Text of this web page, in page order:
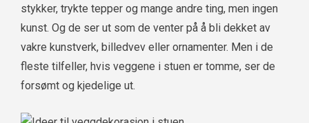
stykker, trykte tepper og mange andre ting, men ingen
kunst. Og de ser ut som de venter på å bli dekket av
vakre kunstverk, billedvev eller ornamenter. Men i de
fleste tilfeller, hvis veggene i stuen er tomme, ser de
forsømt og kjedelige ut.